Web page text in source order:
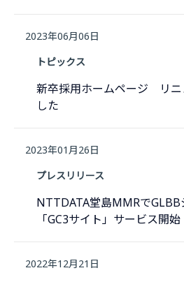
2023年06月06日
トピックス
新卒採用ホームページ リニ
した
2023年01月26日
プレスリリース
NTTDATA堂島MMRでGLBB
「GC3サイト」サービス開始
2022年12月21日